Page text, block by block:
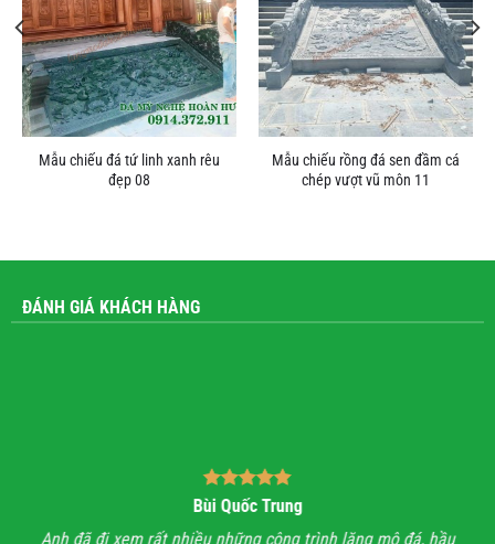
Mẫu chiếu đá tứ linh xanh rêu
đẹp 08
Mẫu chiếu rồng đá sen đầm cá
chép vượt vũ môn 11
ĐÁNH GIÁ KHÁCH HÀNG
Bùi Quốc Trung
Anh đã đi xem rất nhiều những công trình lăng mộ đá, hầu